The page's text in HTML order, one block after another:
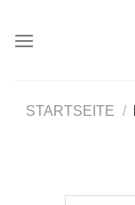
STARTSEITE /